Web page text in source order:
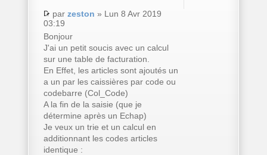
par zeston » Lun 8 Avr 2019
03:19
Bonjour
J'ai un petit soucis avec un calcul
sur une table de facturation.
En Effet, les articles sont ajoutés un
a un par les caissières par code ou
codebarre (Col_Code)
A la fin de la saisie (que je
détermine après un Echap)
Je veux un trie et un calcul en
additionnant les codes articles
identique :